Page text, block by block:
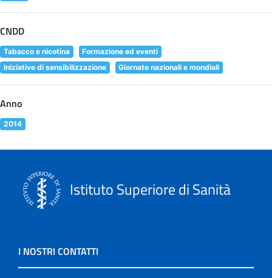
CNDD
Tabacco e nicotina
Formazione ed eventi
Iniziative di sensibilizzazione
Giornate nazionali e mondiali
Anno
2014
Istituto Superiore di Sanità
I NOSTRI CONTATTI